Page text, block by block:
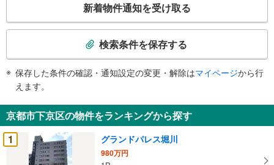
検
知
を
受
け
新着物件通知を受け取る
検索条件を保存する
保存した条件の確認・通知設定の変更・解除はマイページから行
えます。
京都市下京区の物件をランキングから探す
1
グランドパレス堀川
980万円